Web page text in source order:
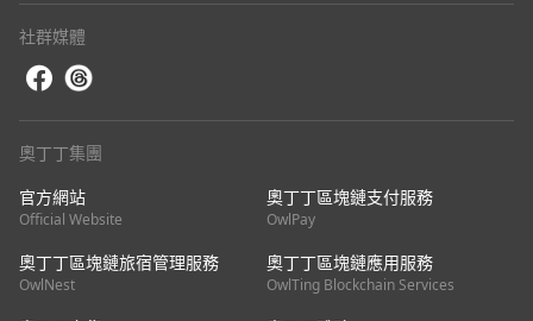
社群媒體
奧丁丁集團
官方網站
Official Website
奧丁丁區塊鏈支付服務
OwlPay
奧丁丁區塊鏈旅宿管理服務
OwlNest
奧丁丁區塊鏈應用服務
OwlTing Blockchain Services